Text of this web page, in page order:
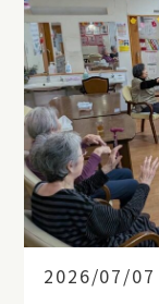
2026/07/07